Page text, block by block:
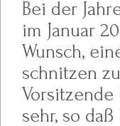
Bei der
im Januar
Wunsch,
schnitzen
Vorsitzende
sehr, so